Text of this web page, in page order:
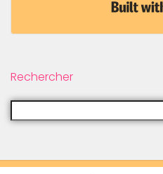
Rechercher